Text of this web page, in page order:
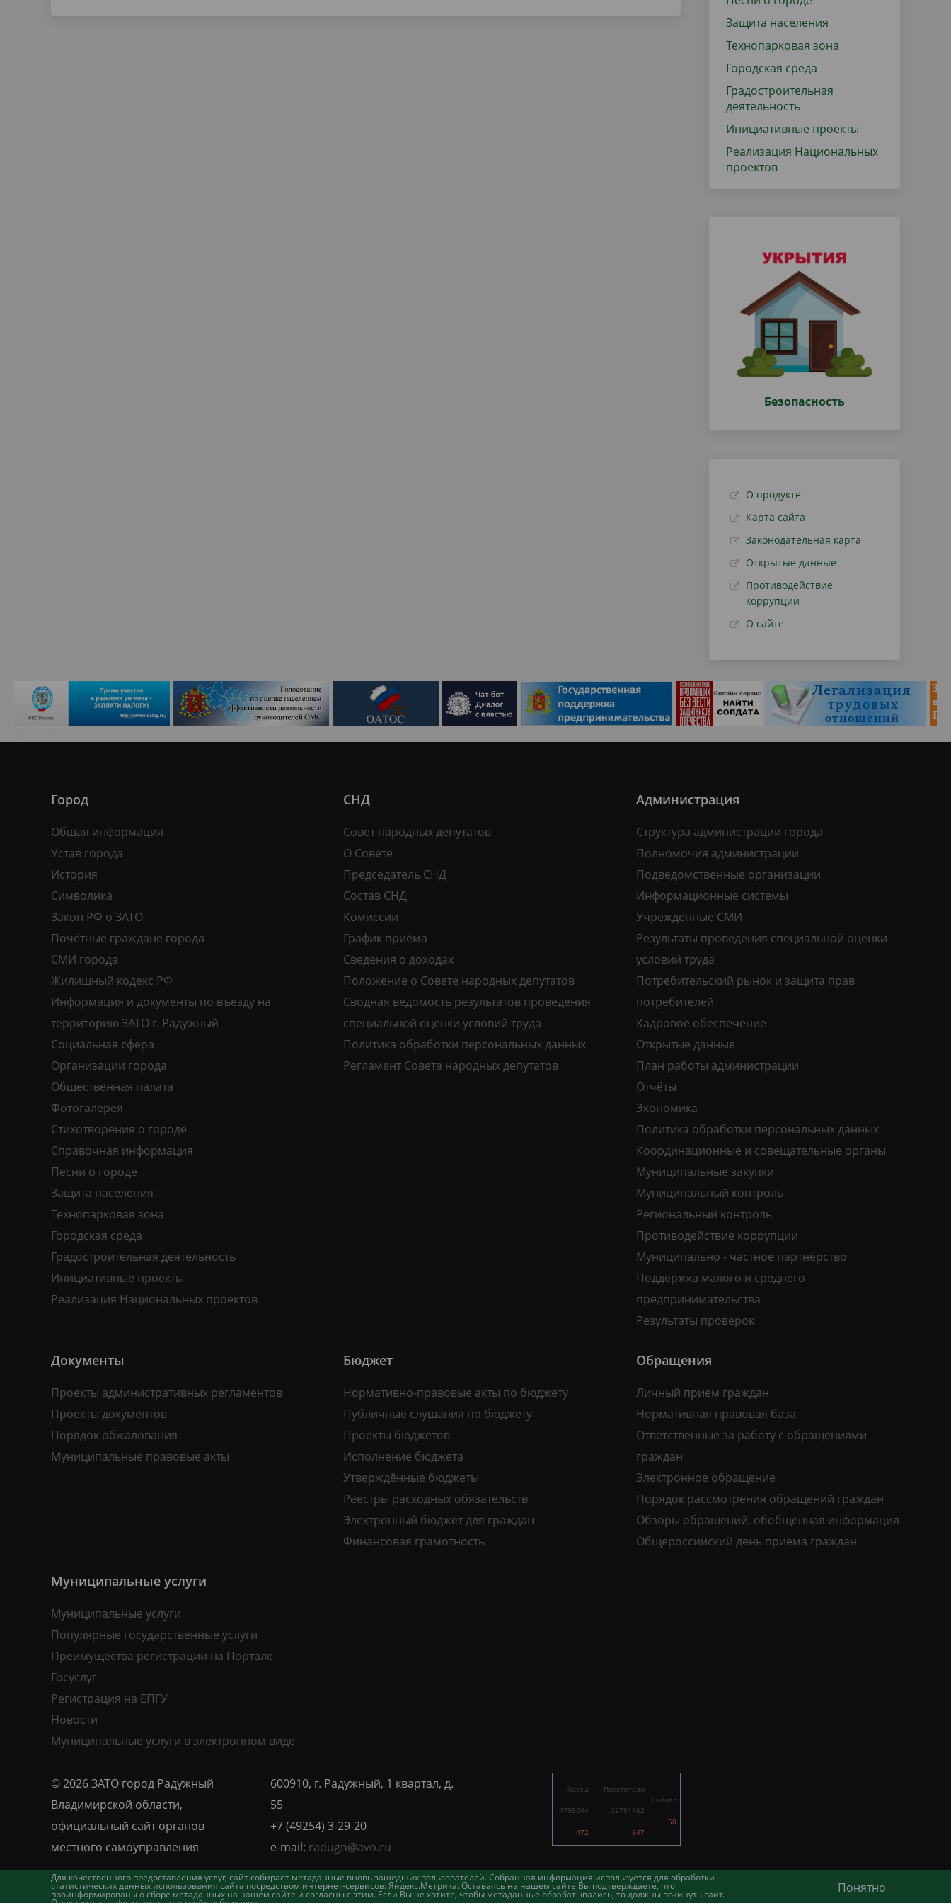
Защита населения
Технопарковая зона
Городская среда
Градостроительная
деятельность
Инициативные проекты
Реализация Национальных
проектов
Безопасность
О продукте
Карта сайта
Законодательная карта
Открытые данные
Противодействие
коррупции
О сайте
Для качественного предоставления услуг, сайт собирает метаданные вновь зашедших пользователей. Собранная информация используется для обработки
статистических данных использования сайта посредством интернет-сервисов: Яндекс.Метрика. Оставаясь на нашем сайте Вы подтверждаете, что
проинформированы о сборе метаданных на нашем сайте и согласны с этим. Если Вы не хотите, чтобы метаданные обрабатывались, то должны покинуть сайт. Понятно
Город
Общая информация
Устав города
История
Символика
Закон РФ о ЗАТО
Почётные граждане города
СМИ города
Жилищный кодекс РФ
Информация и документы по въезду на
территорию ЗАТО г. Радужный
Социальная сфера
Организации города
Общественная палата
Фотогалерея
Стихотворения о городе
Справочная информация
Песни о городе
Защита населения
Технопарковая зона
Городская среда
Градостроительная деятельность
Инициативные проекты
Реализация Национальных проектов
СНД
Совет народных депутатов
О Совете
Председатель СНД
Состав СНД
Комиссии
График приёма
Сведения о доходах
Положение о Совете народных депутатов
Сводная ведомость результатов проведения
специальной оценки условий труда
Политика обработки персональных данных
Регламент Совета народных депутатов
Администрация
Структура администрации города
Полномочия администрации
Подведомственные организации
Информационные системы
Учрежденные СМИ
Результаты проведения специальной оценки
условий труда
Потребительский рынок и защита прав
потребителей
Кадровое обеспечение
Открытые данные
План работы администрации
Отчёты
Экономика
Политика обработки персональных данных
Координационные и совещательные органы
Муниципальные закупки
Муниципальный контроль
Региональный контроль
Противодействие коррупции
Муниципально - частное партнёрство
Поддержка малого и среднего
предпринимательства
Результаты проверок
Документы
Проекты административных регламентов
Проекты документов
Порядок обжалования
Муниципальные правовые акты
Бюджет
Нормативно-правовые акты по бюджету
Публичные слушания по бюджету
Проекты бюджетов
Исполнение бюджета
Утверждённые бюджеты
Реестры расходных обязательств
Электронный бюджет для граждан
Финансовая грамотность
Обращения
Личный прием граждан
Нормативная правовая база
Ответственные за работу с обращениями
граждан
Электронное обращение
Порядок рассмотрения обращений граждан
Обзоры обращений, обобщенная информация
Общероссийский день приема граждан
Муниципальные услуги
Муниципальные услуги
Популярные государственные услуги
Преимущества регистрации на Портале
Госуслуг
Регистрация на ЕПГУ
Новости
Муниципальные услуги в электронном виде
© 2026 ЗАТО город Радужный
Владимирской области,
официальный сайт органов
местного самоуправления
600910, г. Радужный, 1 квартал, д.
55
+7 (49254) 3-29-20
e-mail: radugn@avo.ru
Хосты
4795044
472
Посетители
22781162
547
Сейчас
50